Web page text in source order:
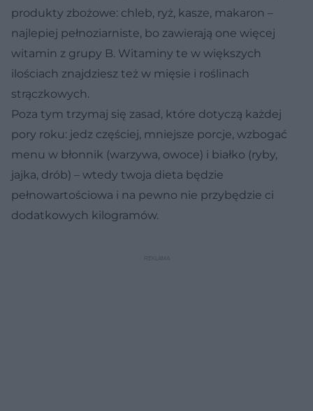
produkty zbożowe: chleb, ryż, kasze, makaron –
najlepiej pełnoziarniste, bo zawierają one więcej
witamin z grupy B. Witaminy te w większych
ilościach znajdziesz też w mięsie i roślinach
strączkowych.
Poza tym trzymaj się zasad, które dotyczą każdej
pory roku: jedz częściej, mniejsze porcje, wzbogać
menu w błonnik (warzywa, owoce) i białko (ryby,
jajka, drób) – wtedy twoja dieta będzie
pełnowartościowa i na pewno nie przybędzie ci
dodatkowych kilogramów.